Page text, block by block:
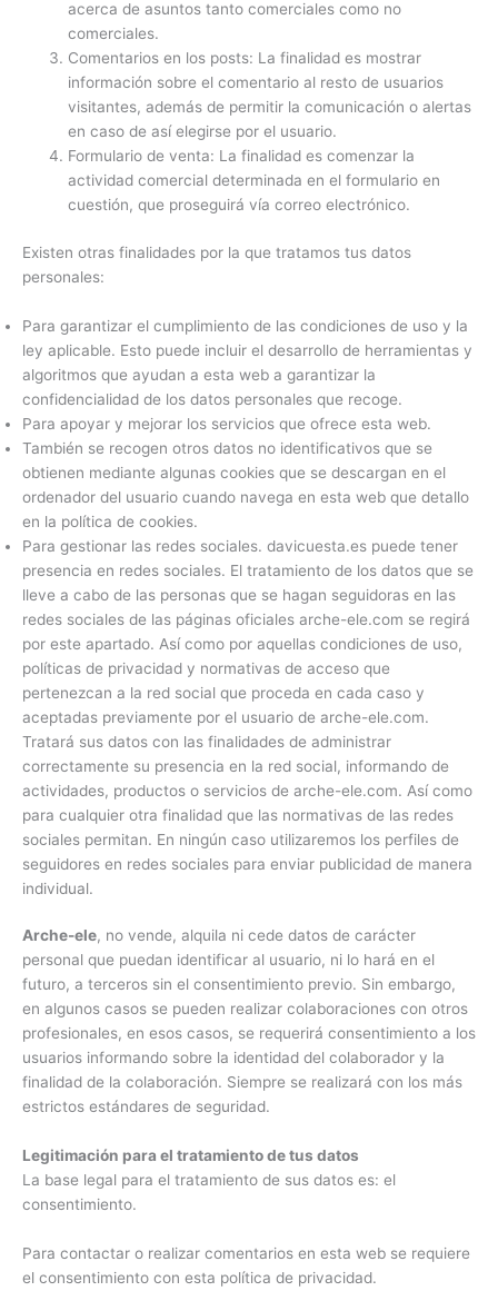
acerca de asuntos tanto comerciales como no
comerciales.
Comentarios en los posts: La finalidad es mostrar
información sobre el comentario al resto de usuarios
visitantes, además de permitir la comunicación o alertas
en caso de así elegirse por el usuario.
Formulario de venta: La finalidad es comenzar la
actividad comercial determinada en el formulario en
cuestión, que proseguirá vía correo electrónico.
Existen otras finalidades por la que tratamos tus datos
personales:
Para garantizar el cumplimiento de las condiciones de uso y la
ley aplicable. Esto puede incluir el desarrollo de herramientas y
algoritmos que ayudan a esta web a garantizar la
confidencialidad de los datos personales que recoge.
Para apoyar y mejorar los servicios que ofrece esta web.
También se recogen otros datos no identificativos que se
obtienen mediante algunas cookies que se descargan en el
ordenador del usuario cuando navega en esta web que detallo
en la política de cookies.
Para gestionar las redes sociales. davicuesta.es puede tener
presencia en redes sociales. El tratamiento de los datos que se
lleve a cabo de las personas que se hagan seguidoras en las
redes sociales de las páginas oficiales arche-ele.com se regirá
por este apartado. Así como por aquellas condiciones de uso,
políticas de privacidad y normativas de acceso que
pertenezcan a la red social que proceda en cada caso y
aceptadas previamente por el usuario de arche-ele.com.
Tratará sus datos con las finalidades de administrar
correctamente su presencia en la red social, informando de
actividades, productos o servicios de arche-ele.com. Así como
para cualquier otra finalidad que las normativas de las redes
sociales permitan. En ningún caso utilizaremos los perfiles de
seguidores en redes sociales para enviar publicidad de manera
individual.
Arche-ele, no vende, alquila ni cede datos de carácter
personal que puedan identificar al usuario, ni lo hará en el
futuro, a terceros sin el consentimiento previo. Sin embargo,
en algunos casos se pueden realizar colaboraciones con otros
profesionales, en esos casos, se requerirá consentimiento a los
usuarios informando sobre la identidad del colaborador y la
finalidad de la colaboración. Siempre se realizará con los más
estrictos estándares de seguridad.
Legitimación para el tratamiento de tus datos
La base legal para el tratamiento de sus datos es: el
consentimiento.
Para contactar o realizar comentarios en esta web se requiere
el consentimiento con esta política de privacidad.